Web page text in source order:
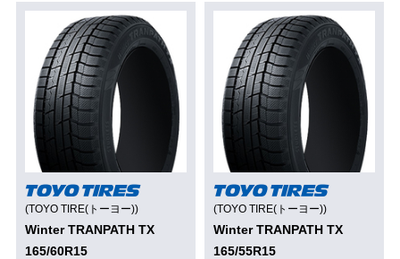
(TOYO TIRE(トーヨー))
Winter TRANPATH TX
165/60R15
(TOYO TIRE(トーヨー))
Winter TRANPATH TX
165/55R15